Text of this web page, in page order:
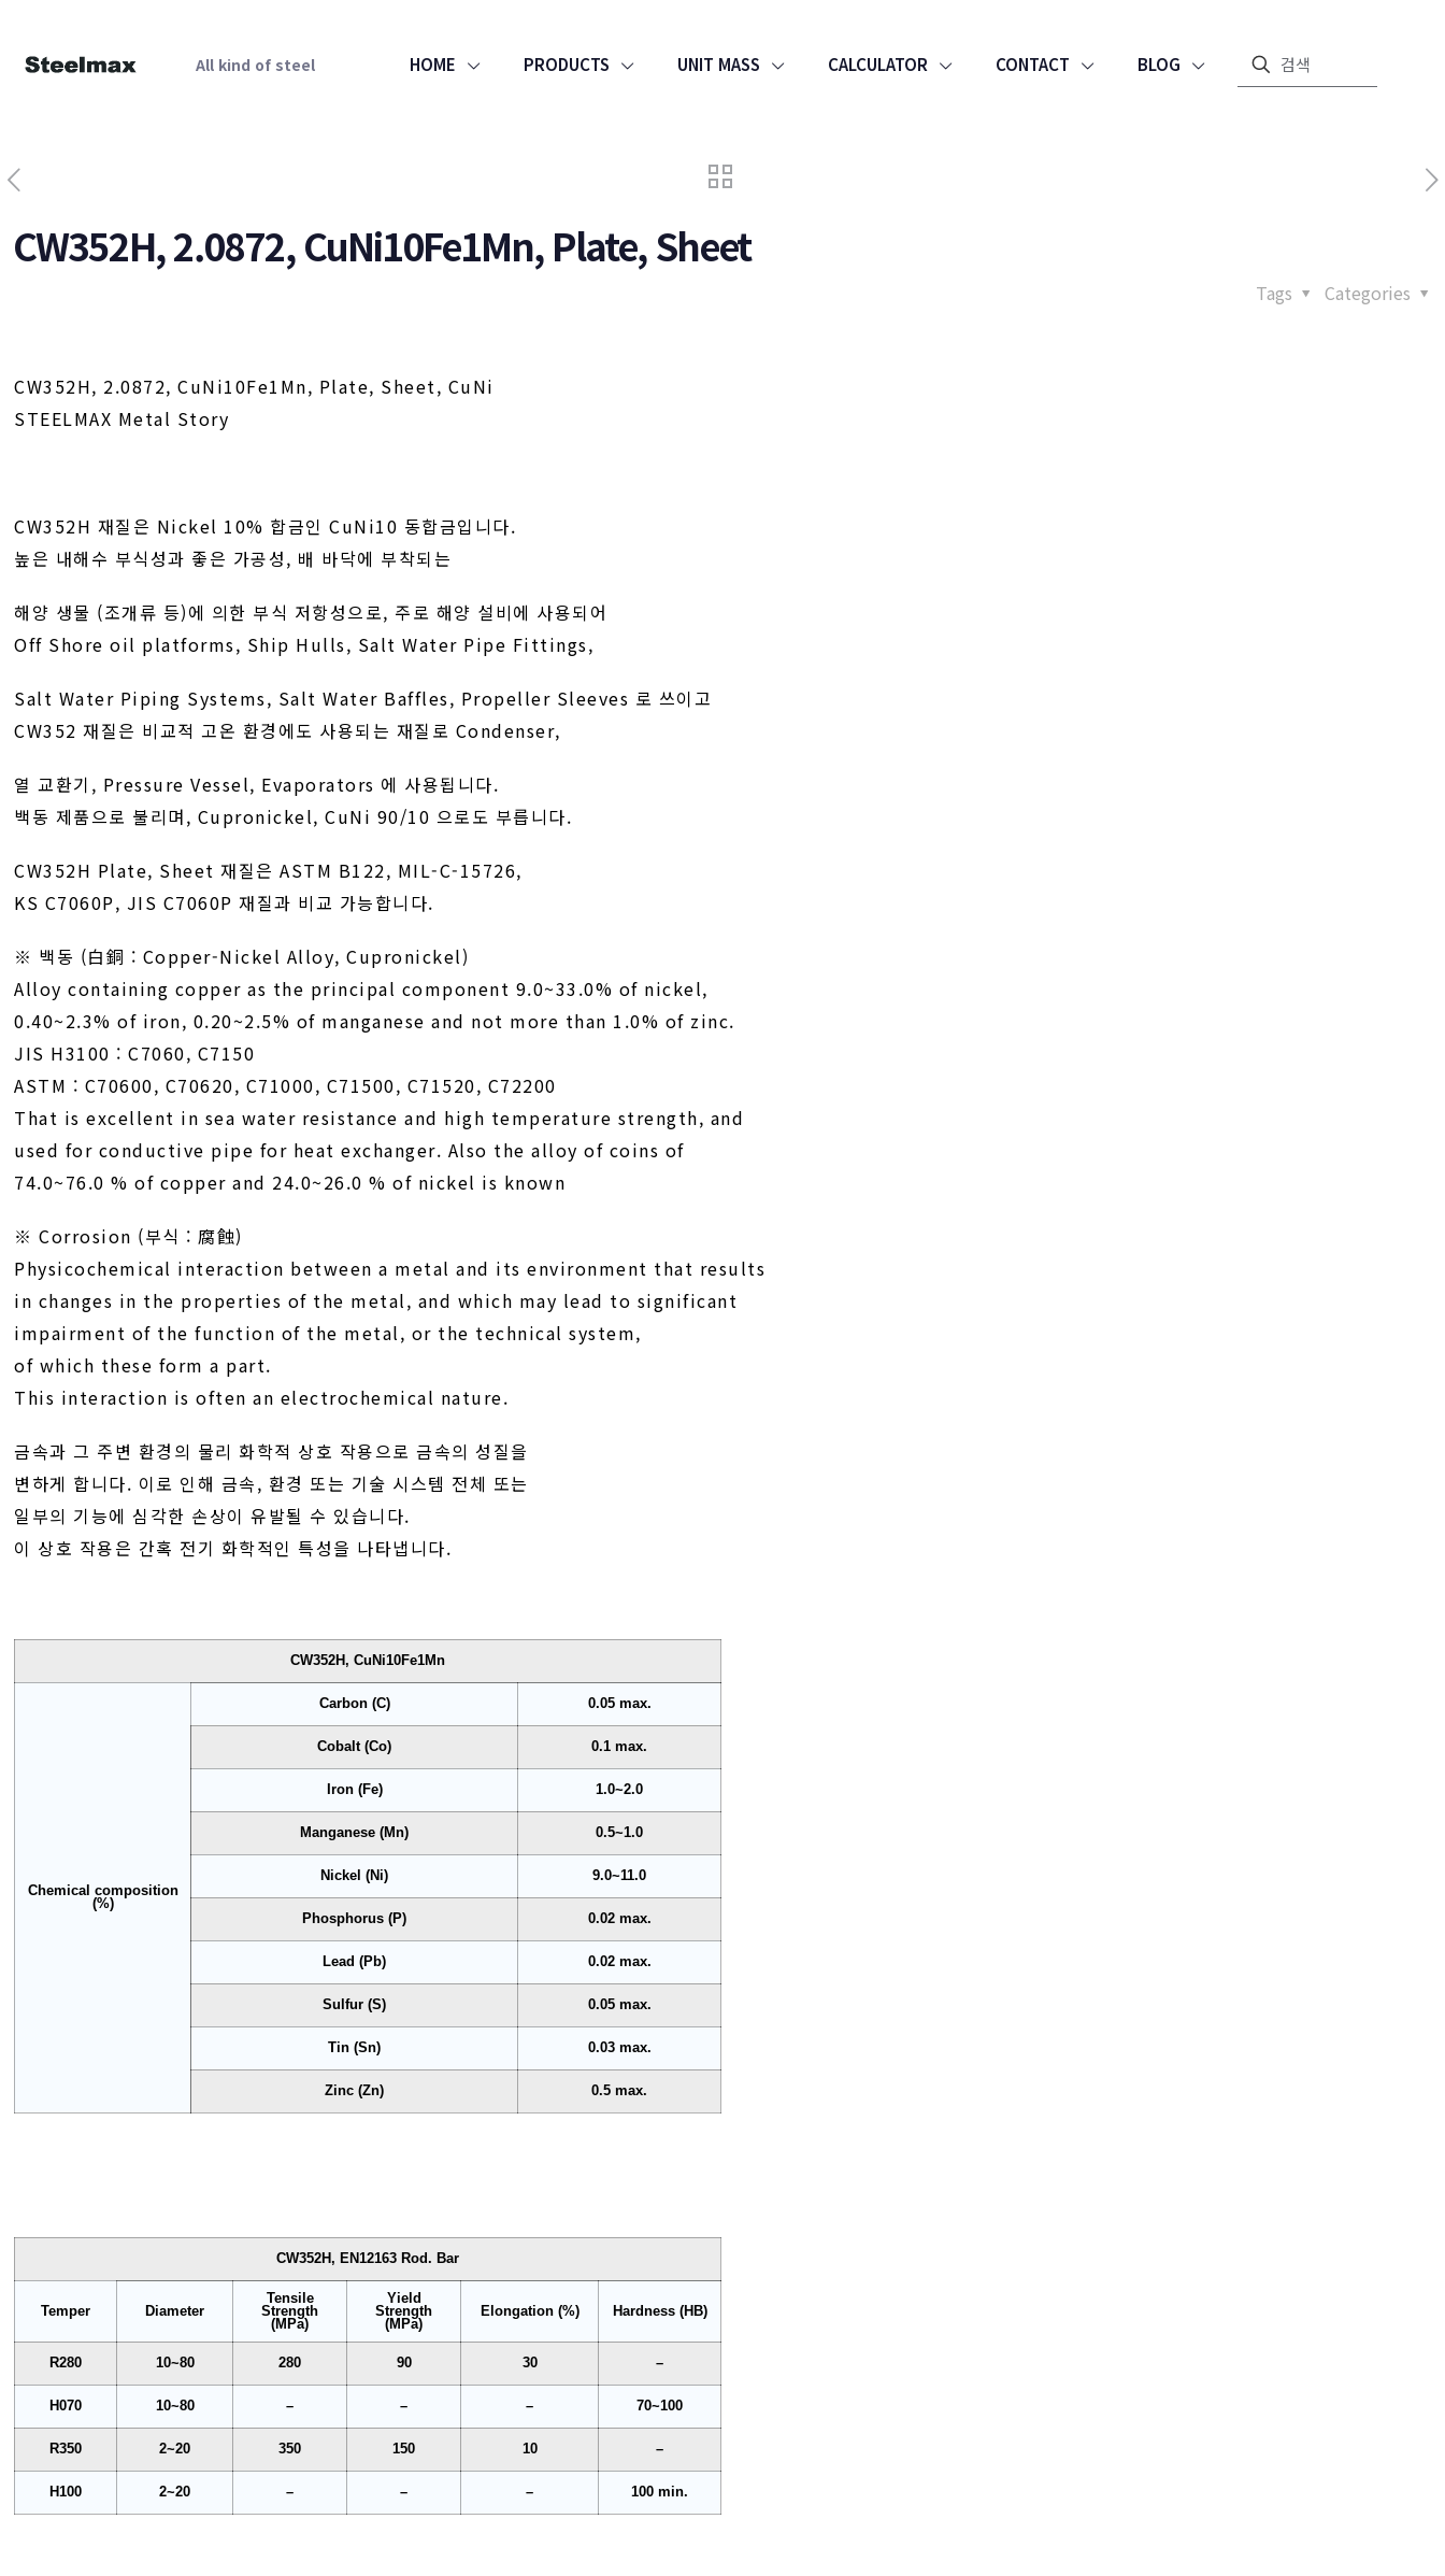
All kind of steel HOME PRODUCTS UNIT MASS CALCULATOR CONTACT BLOG
CW352H, 2.0872, CuNi10Fe1Mn, Plate, Sheet
Categories
Tags
CW352H, 2.0872, CuNi10Fe1Mn, Plate, Sheet, CuNi
STEELMAX Metal Story
CW352H 재질은 Nickel 10% 합금인 CuNi10 동합금입니다.
높은 내해수 부식성과 좋은 가공성, 배 바닥에 부착되는
해양 생물 (조개류 등)에 의한 부식 저항성으로, 주로 해양 설비에 사용되어
Off Shore oil platforms, Ship Hulls, Salt Water Pipe Fittings,
Salt Water Piping Systems, Salt Water Baffles, Propeller Sleeves 로 쓰이고
CW352 재질은 비교적 고온 환경에도 사용되는 재질로 Condenser,
열 교환기, Pressure Vessel, Evaporators 에 사용됩니다.
백동 제품으로 불리며, Cupronickel, CuNi 90/10 으로도 부릅니다.
CW352H Plate, Sheet 재질은 ASTM B122, MIL-C-15726,
KS C7060P, JIS C7060P 재질과 비교 가능합니다.
※ 백동 (白銅 : Copper-Nickel Alloy, Cupronickel)
Alloy containing copper as the principal component 9.0~33.0% of nickel,
0.40~2.3% of iron, 0.20~2.5% of manganese and not more than 1.0% of zinc.
JIS H3100 : C7060, C7150
ASTM : C70600, C70620, C71000, C71500, C71520, C72200
That is excellent in sea water resistance and high temperature strength, and
used for conductive pipe for heat exchanger. Also the alloy of coins of
74.0~76.0 % of copper and 24.0~26.0 % of nickel is known
※ Corrosion (부식 : 腐蝕)
Physicochemical interaction between a metal and its environment that results
in changes in the properties of the metal, and which may lead to significant
impairment of the function of the metal, or the technical system,
of which these form a part.
This interaction is often an electrochemical nature.
금속과 그 주변 환경의 물리 화학적 상호 작용으로 금속의 성질을
변하게 합니다. 이로 인해 금속, 환경 또는 기술 시스템 전체 또는
일부의 기능에 심각한 손상이 유발될 수 있습니다.
이 상호 작용은 간혹 전기 화학적인 특성을 나타냅니다.
CW352H, CuNi10Fe1Mn
Chemical composition
(%)
Carbon (C) 0.05 max.
Cobalt (Co) 0.1 max.
Iron (Fe) 1.0~2.0
Manganese (Mn) 0.5~1.0
Nickel (Ni) 9.0~11.0
Phosphorus (P) 0.02 max.
Lead (Pb) 0.02 max.
Sulfur (S) 0.05 max.
Tin (Sn) 0.03 max.
Zinc (Zn) 0.5 max.
CW352H, EN12163 Rod. Bar
Temper Diameter
Tensile
Strength
(MPa)
Yield
Strength
(MPa)
Elongation (%) Hardness (HB)
R280 10~80 280 90 30 –
H070 10~80 – – – 70~100
R350 2~20 350 150 10 –
H100 2~20 – – – 100 min.